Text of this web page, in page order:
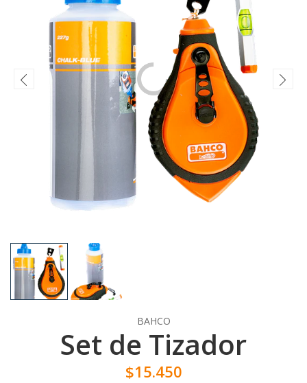
BAHCO
Set de Tizador
$15.450